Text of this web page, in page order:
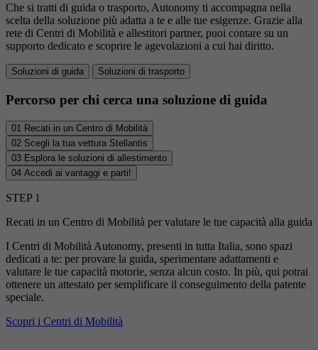
Che si tratti di guida o trasporto, Autonomy ti accompagna nella
scelta della soluzione più adatta a te e alle tue esigenze. Grazie alla
rete di Centri di Mobilità e allestitori partner, puoi contare su un
supporto dedicato e scoprire le agevolazioni a cui hai diritto.
Soluzioni di guida Soluzioni di trasporto
Percorso per chi cerca una soluzione di guida
01 Recati in un Centro di Mobilità
02 Scegli la tua vettura Stellantis
03 Esplora le soluzioni di allestimento
04 Accedi ai vantaggi e parti!
STEP 1
Recati in un Centro di Mobilità per valutare le tue capacità alla guida
I Centri di Mobilità Autonomy, presenti in tutta Italia, sono spazi
dedicati a te: per provare la guida, sperimentare adattamenti e
valutare le tue capacità motorie, senza alcun costo. In più, qui potrai
ottenere un attestato per semplificare il conseguimento della patente
speciale.
Scopri i Centri di Mobilità